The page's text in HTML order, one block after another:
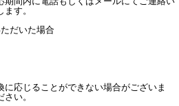
す。
だいた場合
応じることができない場合がございま
い。